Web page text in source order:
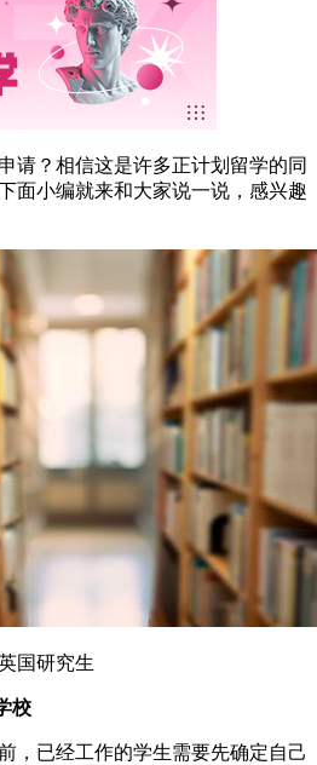
请？相信这是许多正计划留学的同
面小编就来和大家说一说，感兴趣
国研究生
校
，已经工作的学生需要先确定自己